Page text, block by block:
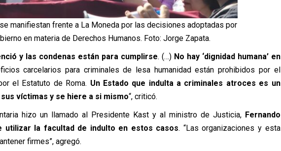
manifiestan frente a La Moneda por las decisiones adoptadas por
en materia de Derechos Humanos. Foto: Jorge Zapata.
y las condenas están para cumplirse. (…) No hay ‘dignidad humana’ en
carcelarios para criminales de lesa humanidad están prohibidos por el
el Estatuto de Roma. Un Estado que indulta a criminales atroces es un
sus víctimas y se hiere a si mismo“, criticó.
hizo un llamado al Presidente Kast y al ministro de Justicia, Fernando
utilizar la facultad de indulto en estos casos. “Las organizaciones y esta
firmes”, agregó.